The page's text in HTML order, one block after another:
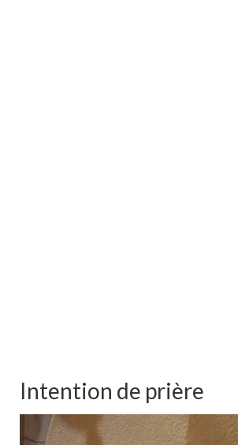
Intention de prière